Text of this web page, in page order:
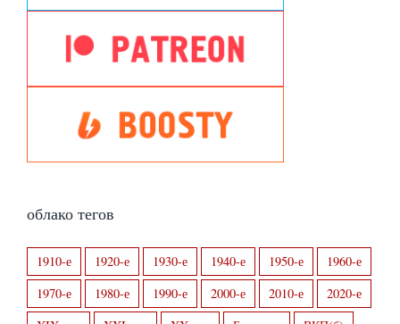
облако тегов
1910-е 1920-е 1930-е 1940-е 1950-е
1960-е
1970-е
1980-е 1990-е 2000-е 2010-е
2020-е